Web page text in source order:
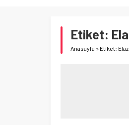
Etiket:
Anasayfa » Etiket: